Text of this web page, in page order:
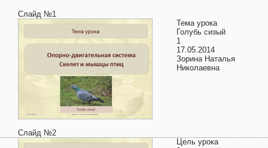
Слайд №1
Тема урока
Голубь сизый
1
17.05.2014
Зорина Наталья
Николаевна
Слайд №2
Цель урока